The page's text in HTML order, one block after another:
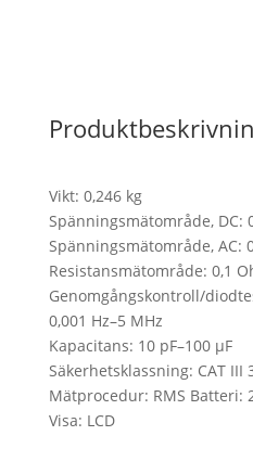
Vikt: 0,246 kg
Spänningsmätområde, DC:
Spänningsmätområde, AC:
Resistansmätområde: 0,1
Genomgångskontroll/
0,001 Hz–5 MHz
Kapacitans: 10 pF–100 µF
Säkerhetsklassning: CAT III
Mätprocedur: RMS Batteri:
Visa: LCD